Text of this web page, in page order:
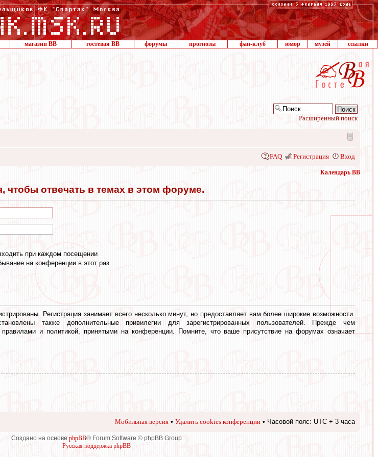
магазин ВВ гостевая ВВ форумы прогнозы фан-клуб юмор музей ссылки
Расширенный поиск
FAQ Регистрация Вход
Календарь ВВ
чтобы отвечать в темах в этом форуме.
при каждом посещении
на конференции в этот раз
Регистрация занимает всего несколько минут, но предоставляет вам более широкие возможности.
также дополнительные привилегии для зарегистрированных пользователей. Прежде чем
правилами и политикой, принятыми на конференции. Помните, что ваше присутствие на форумах означает
Мобильная версия • Удалить cookies конференции • Часовой пояс: UTC + 3 часа
Создано на основе phpBB® Forum Software © phpBB Group
Русская поддержка phpBB